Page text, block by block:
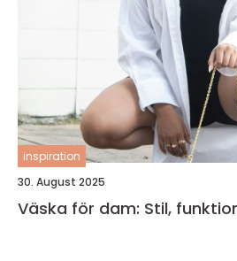
inspiration
30. August 2025
Väska för dam: Stil,